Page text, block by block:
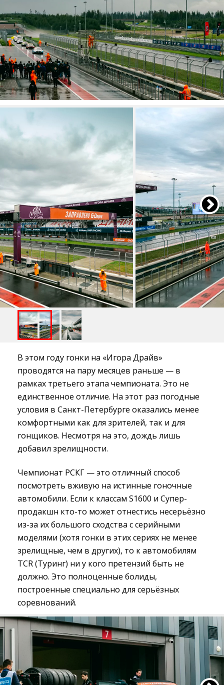
В этом году гонки на «Игора Драйв»
проводятся на пару месяцев раньше — в
рамках третьего этапа чемпионата. Это не
единственное отличие. На этот раз погодные
условия в Санкт-Петербурге оказались менее
комфортными как для зрителей, так и для
гонщиков. Несмотря на это, дождь лишь
добавил зрелищности.
Чемпионат РСКГ — это отличный способ
посмотреть вживую на истинные гоночные
автомобили. Если к классам S1600 и Супер-
продакшн кто-то может отнестись несерьёзно
из-за их большого сходства с серийными
моделями (хотя гонки в этих сериях не менее
зрелищные, чем в других), то к автомобилям
TCR (Туринг) ни у кого претензий быть не
должно. Это полноценные болиды,
построенные специально для серьёзных
соревнований.